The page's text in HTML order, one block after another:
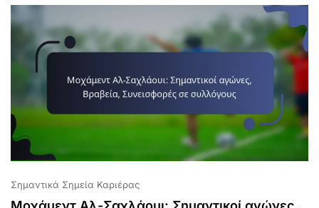
Διεθνείς
Εμφανίσεις
Σημαντικά Σημεία Καριέρας